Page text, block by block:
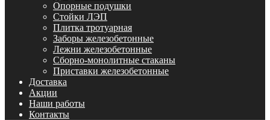
Опорные подушки
Стойки ЛЭП
Плитка тротуарная
Заборы железобетонные
Лежни железобетонные
Сборно-монолитные стаканы
Приставки железобетонные
Доставка
Акции
Наши работы
Контакты